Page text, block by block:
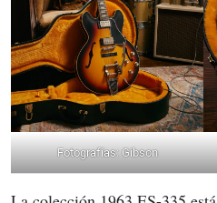
Fotografías: Gibson